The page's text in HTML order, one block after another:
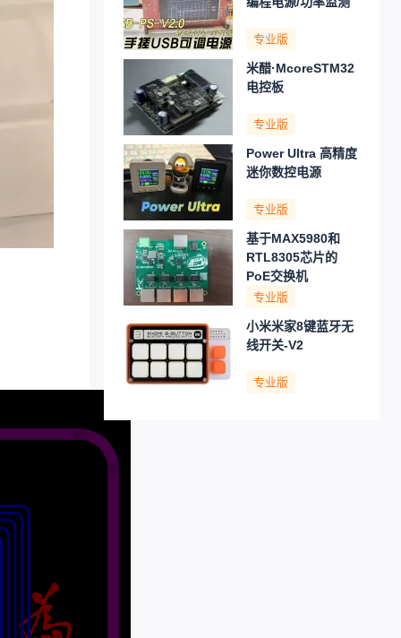
专业版
米醋·McoreSTM32
电控板
专业版
Power Ultra 高精度
迷你数控电源
专业版
基于MAX5980和
RTL8305芯片的
PoE交换机
专业版
小米米家8键蓝牙无
线开关-V2
专业版